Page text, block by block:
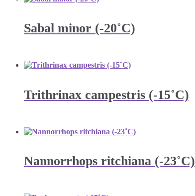
Sabal minor (-20˚C)
Trithrinax campestris (-15˚C)
Nannorrhops ritchiana (-23˚C)